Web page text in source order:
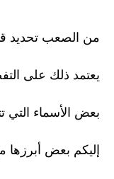
من الصعب تحديد
يعتمد ذلك على
بعض الأسماء التي
إليكم بعض أبرزها